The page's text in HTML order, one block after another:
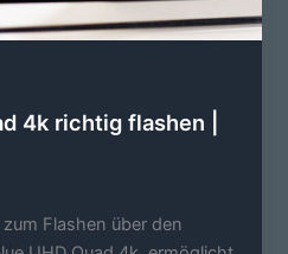
4k richtig flashen |
Flashen über den